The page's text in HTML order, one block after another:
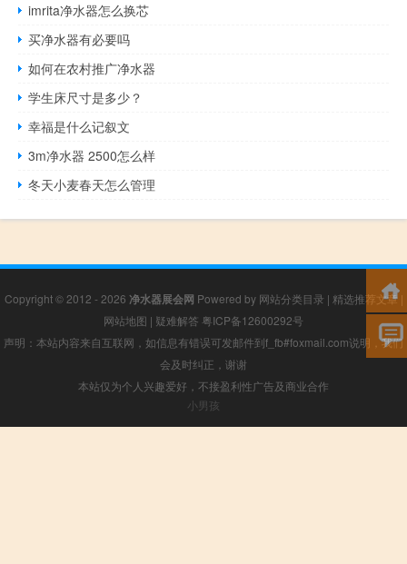
imrita净水器怎么换芯
买净水器有必要吗
如何在农村推广净水器
学生床尺寸是多少？
幸福是什么记叙文
3m净水器 2500怎么样
冬天小麦春天怎么管理
Copyright © 2012 - 2026 净水器展会网 Powered by 网站分类目录 | 精选推荐文章|
网站地图 | 疑难解答 粤ICP备12600292号
声明：本站内容来自互联网，如信息有错误可发邮件到f_fb#foxmail.com说明，我们
会及时纠正，谢谢
本站仅为个人兴趣爱好，不接盈利性广告及商业合作
小男孩